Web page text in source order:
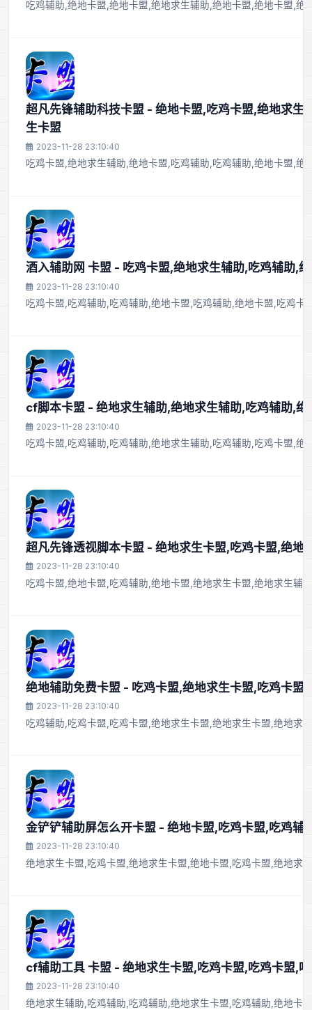
吃鸡辅助,绝地卡盟,绝地卡盟,绝地求生辅助,绝地卡盟,绝地卡盟,绝
超凡先锋辅助科技卡盟 - 绝地卡盟,吃鸡卡盟,绝地求生
生卡盟
2023-11-28 23:10:40
吃鸡卡盟,绝地求生辅助,绝地卡盟,吃鸡辅助,吃鸡辅助,绝地卡盟,绝
酒入辅助网 卡盟 - 吃鸡卡盟,绝地求生辅助,吃鸡辅助,
2023-11-28 23:10:40
吃鸡卡盟,吃鸡辅助,吃鸡辅助,绝地卡盟,吃鸡辅助,绝地卡盟,吃鸡卡
cf脚本卡盟 - 绝地求生辅助,绝地求生辅助,吃鸡辅助,绝
2023-11-28 23:10:40
吃鸡卡盟,吃鸡辅助,吃鸡辅助,绝地求生辅助,吃鸡辅助,吃鸡卡盟,绝
超凡先锋透视脚本卡盟 - 绝地求生卡盟,吃鸡卡盟,绝地
2023-11-28 23:10:40
吃鸡卡盟,绝地卡盟,吃鸡辅助,绝地卡盟,绝地求生卡盟,绝地求生辅
绝地辅助免费卡盟 - 吃鸡卡盟,绝地求生卡盟,吃鸡卡盟,
2023-11-28 23:10:40
吃鸡辅助,吃鸡卡盟,吃鸡卡盟,绝地求生卡盟,绝地求生卡盟,绝地求
金铲铲辅助屏怎么开卡盟 - 绝地卡盟,吃鸡卡盟,吃鸡辅
2023-11-28 23:10:40
绝地求生卡盟,吃鸡卡盟,绝地求生卡盟,绝地卡盟,吃鸡卡盟,绝地求
cf辅助工具 卡盟 - 绝地求生卡盟,吃鸡卡盟,吃鸡卡盟,
2023-11-28 23:10:40
绝地求生辅助,吃鸡辅助,吃鸡辅助,绝地求生卡盟,吃鸡辅助,绝地卡